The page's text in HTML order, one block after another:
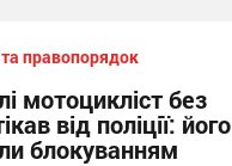
правопорядок
мотоцикліст без
від поліції: його
блокуванням